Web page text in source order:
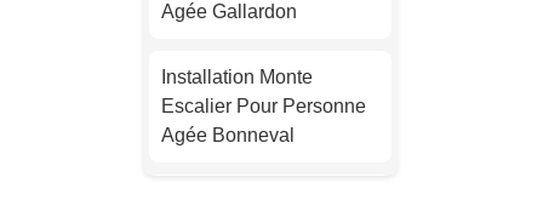
Agée Gallardon
Installation Monte
Escalier Pour Personne
Agée Bonneval